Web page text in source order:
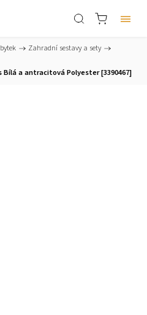
/ Zahradní sestavy a sety /
Bílá a antracitová Polyester [3390467]